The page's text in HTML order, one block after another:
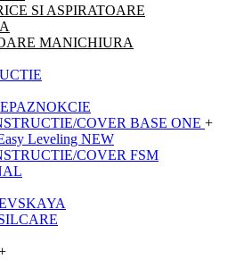
SI ASPIRATOARE
MANICHIURA
COVER BASE ONE +
Leveling NEW
COVER FSM